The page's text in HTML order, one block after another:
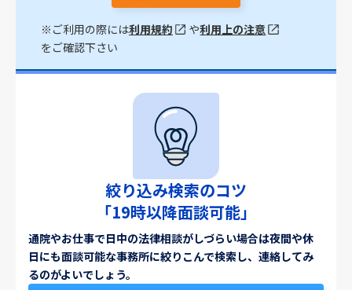
※ご利用の際には利用規約 や利用上の注意
をご確認下さい
絞り込み検索のコツ
「19時以降面談可能」
通院やお仕事で日中の法律相談がしづらい場合は夜間や休
日にも面談可能な事務所に絞りこんで検索し、連絡してみ
るのがよいでしょう。